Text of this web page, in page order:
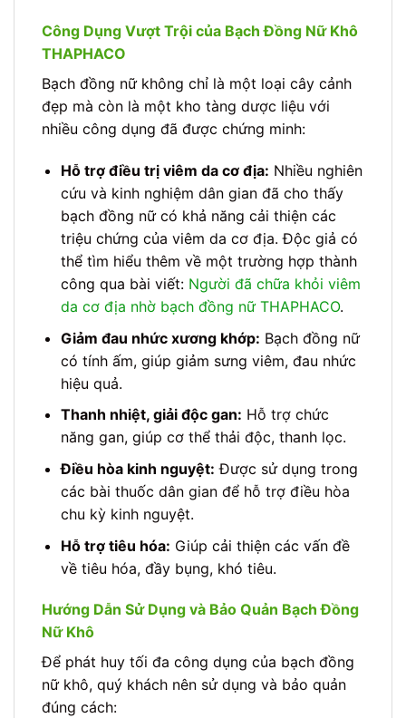
Công Dụng Vượt Trội của Bạch Đồng Nữ Khô
THAPHACO
Bạch đồng nữ không chỉ là một loại cây cảnh
đẹp mà còn là một kho tàng dược liệu với
nhiều công dụng đã được chứng minh:
Hỗ trợ điều trị viêm da cơ địa: Nhiều nghiên
cứu và kinh nghiệm dân gian đã cho thấy
bạch đồng nữ có khả năng cải thiện các
triệu chứng của viêm da cơ địa. Độc giả có
thể tìm hiểu thêm về một trường hợp thành
công qua bài viết: Người đã chữa khỏi viêm
da cơ địa nhờ bạch đồng nữ THAPHACO.
Giảm đau nhức xương khớp: Bạch đồng nữ
có tính ấm, giúp giảm sưng viêm, đau nhức
hiệu quả.
Thanh nhiệt, giải độc gan: Hỗ trợ chức
năng gan, giúp cơ thể thải độc, thanh lọc.
Điều hòa kinh nguyệt: Được sử dụng trong
các bài thuốc dân gian để hỗ trợ điều hòa
chu kỳ kinh nguyệt.
Hỗ trợ tiêu hóa: Giúp cải thiện các vấn đề
về tiêu hóa, đầy bụng, khó tiêu.
Hướng Dẫn Sử Dụng và Bảo Quản Bạch Đồng
Nữ Khô
Để phát huy tối đa công dụng của bạch đồng
nữ khô, quý khách nên sử dụng và bảo quản
đúng cách: